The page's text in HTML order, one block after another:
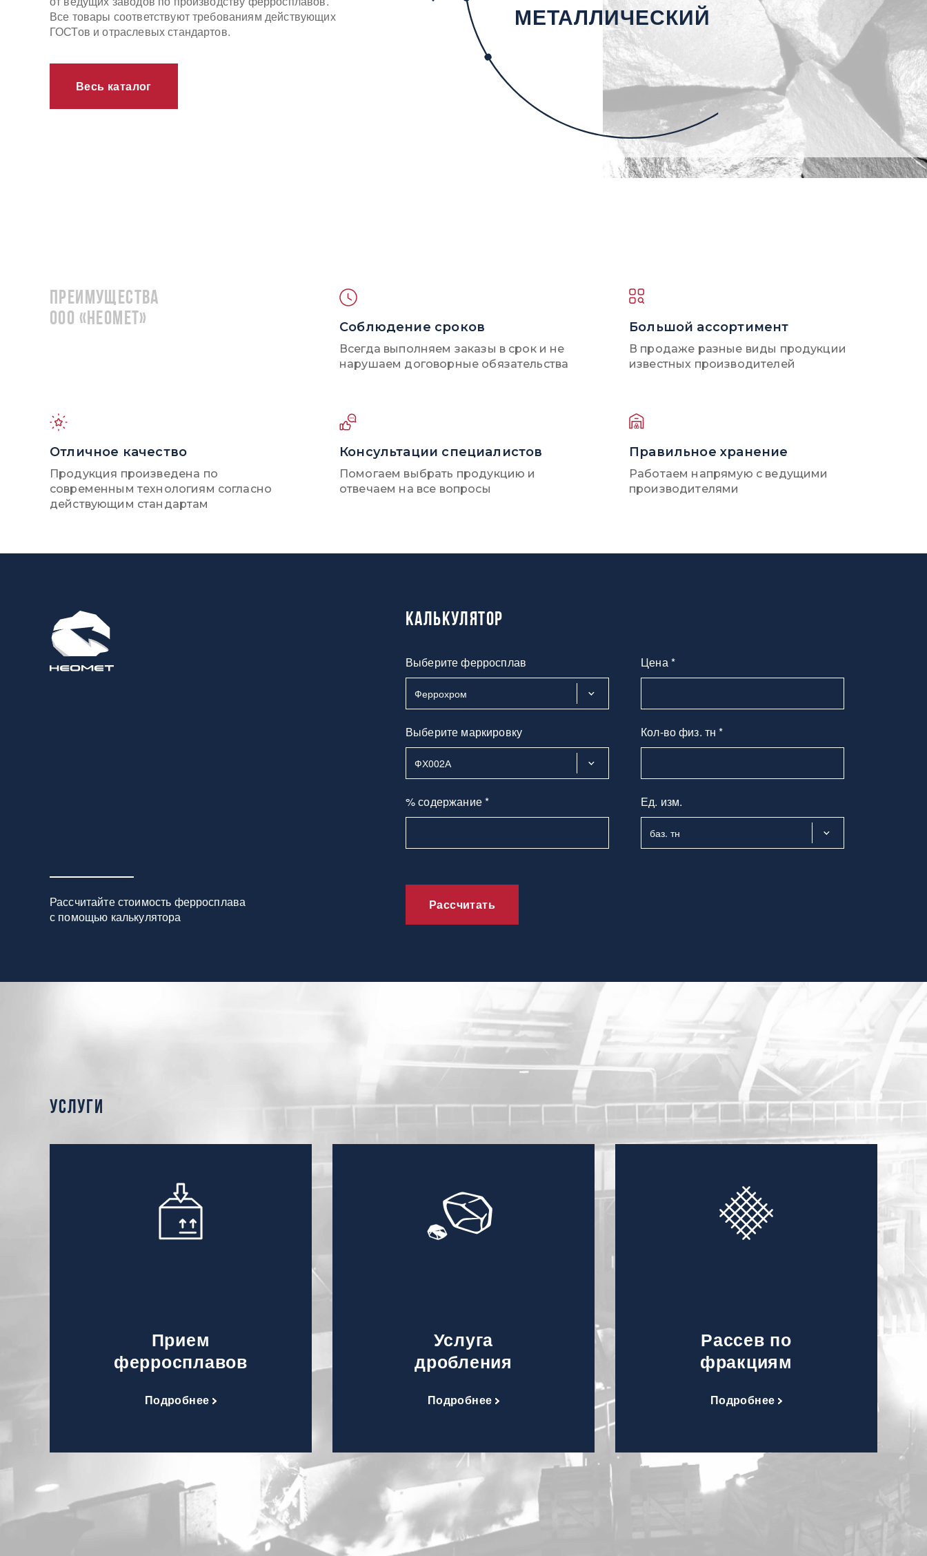
Все товары соответствуют требованиям действующих
ГОСТов и отраслевых стандартов.
Весь каталог
МЕТАЛЛИЧЕСКИЙ
05
Преимущества
ООО «НЕОМЕТ»
Соблюдение сроков
Всегда выполняем заказы в срок и не
нарушаем договорные обязательства
Большой ассортимент
В продаже разные виды продукции
известных производителей
Отличное качество
Продукция произведена по
современным технологиям согласно
действующим стандартам
Консультации специалистов
Помогаем выбрать продукцию и
отвечаем на все вопросы
Правильное хранение
Работаем напрямую с ведущими
производителями
Рассчитайте стоимость ферросплава
с помощью калькулятора
Калькулятор
Выберите ферросплав
Выберите маркировку
% содержание *
Цена *
Кол-во физ. тн *
Ед. изм.
Рассчитать
услуги
Прием
ферросплавов
Подробнее
Услуга
дробления
Подробнее
Рассев по
фракциям
Подробнее